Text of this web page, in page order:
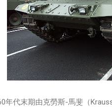
年代末期由克勞斯-馬斐（